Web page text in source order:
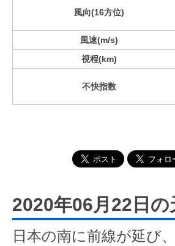
風向(16方位)
風速(m/s)
視程(km)
不快指数
2020年06月22日の
日本の南に前線が延び